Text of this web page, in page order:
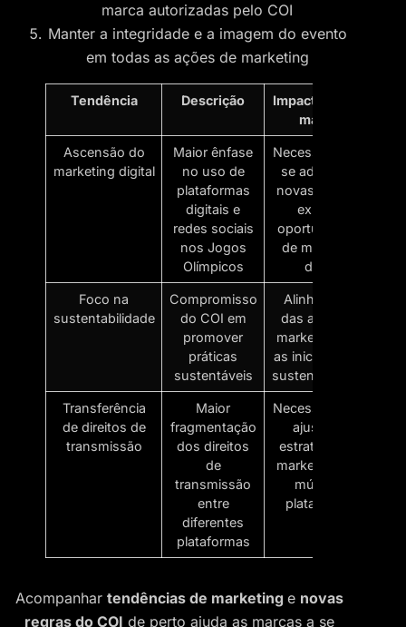
marca autorizadas pelo COI
Manter a integridade e a imagem do evento
em todas as ações de marketing
Tendência Descrição
Impacto para as
marcas
Ascensão do
marketing digital
Maior ênfase
no uso de
plataformas
digitais e
redes sociais
nos Jogos
Olímpicos
Necessidade de
se adaptar às
novas regras e
explorar
oportunidades
de marketing
digital
Foco na
sustentabilidade
Compromisso
do COI em
promover
práticas
sustentáveis
Alinhamento
das ações de
marketing com
as iniciativas de
sustentabilidade
Transferência
de direitos de
transmissão
Maior
fragmentação
dos direitos
de
transmissão
entre
diferentes
plataformas
Necessidade de
ajustar as
estratégias de
marketing para
múltiplas
plataformas
Acompanhar tendências de marketing e novas
regras do COI de perto ajuda as marcas a se